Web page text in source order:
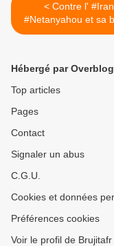
< Contre l' #Iran,
#Netanyahou et sa
vont se casser les
Hébergé par Overblog
Top articles
Pages
Contact
Signaler un abus
C.G.U.
Cookies et données
Préférences cookies
Voir le profil de